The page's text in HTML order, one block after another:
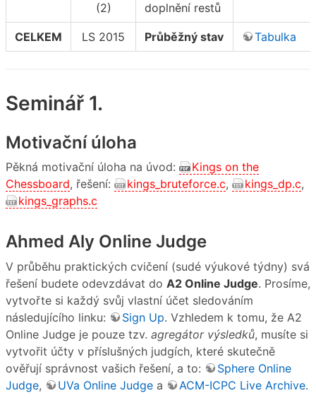
(2)
doplnění restů
CELKEM LS 2015 Průběžný stav Tabulka
Seminář 1.
Motivační úloha
Pěkná motivační úloha na úvod:
Kings on the
Chessboard, řešení: kings_bruteforce.c, kings_dp.c,
kings_graphs.c
Ahmed Aly Online Judge
V průběhu praktických cvičení (sudé výukové týdny) svá
řešení budete odevzdávat do A2 Online Judge. Prosíme,
vytvořte si každý svůj vlastní účet sledováním
následujícího linku:
Sign Up. Vzhledem k tomu, že A2
Online Judge je pouze tzv. agregátor výsledků, musíte si
vytvořit účty v příslušných judgích, které skutečně
ověřují správnost vašich řešení, a to:
Sphere Online
Judge, UVa Online Judge a ACM-ICPC Live Archive.